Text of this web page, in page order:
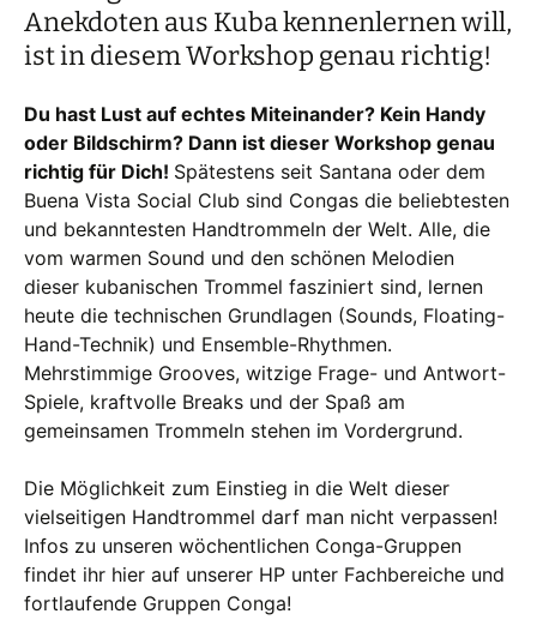
Anekdoten aus Kuba kennenlernen will,
ist in diesem Workshop genau richtig!
Du hast Lust auf echtes Miteinander? Kein Handy
oder Bildschirm? Dann ist dieser Workshop genau
richtig für Dich! Spätestens seit Santana oder dem
Buena Vista Social Club sind Congas die beliebtesten
und bekanntesten Handtrommeln der Welt. Alle, die
vom warmen Sound und den schönen Melodien
dieser kubanischen Trommel fasziniert sind, lernen
heute die technischen Grundlagen (Sounds, Floating-
Hand-Technik) und Ensemble-Rhythmen.
Mehrstimmige Grooves, witzige Frage- und Antwort-
Spiele, kraftvolle Breaks und der Spaß am
gemeinsamen Trommeln stehen im Vordergrund.
Die Möglichkeit zum Einstieg in die Welt dieser
vielseitigen Handtrommel darf man nicht verpassen!
Infos zu unseren wöchentlichen Conga-Gruppen
findet ihr hier auf unserer HP unter Fachbereiche und
fortlaufende Gruppen Conga!